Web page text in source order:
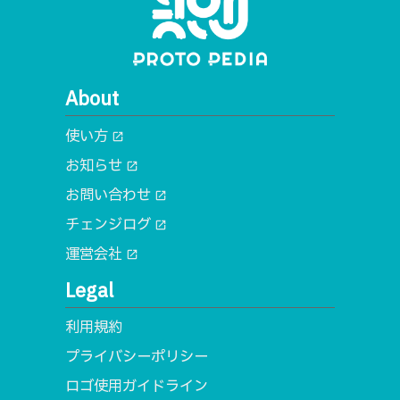
About
使い方 open_in_new
お知らせ open_in_new
お問い合わせ open_in_new
チェンジログ open_in_new
運営会社 open_in_new
Legal
利用規約
プライバシーポリシー
ロゴ使用ガイドライン